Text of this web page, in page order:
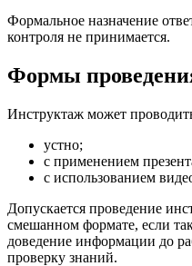
Формальное назначение
контроля не принимается.
Формы
Инструктаж может
устно;
с применением
с использованием
Допускается проведение
смешанном формате, если
доведение информации до
проверку знаний.